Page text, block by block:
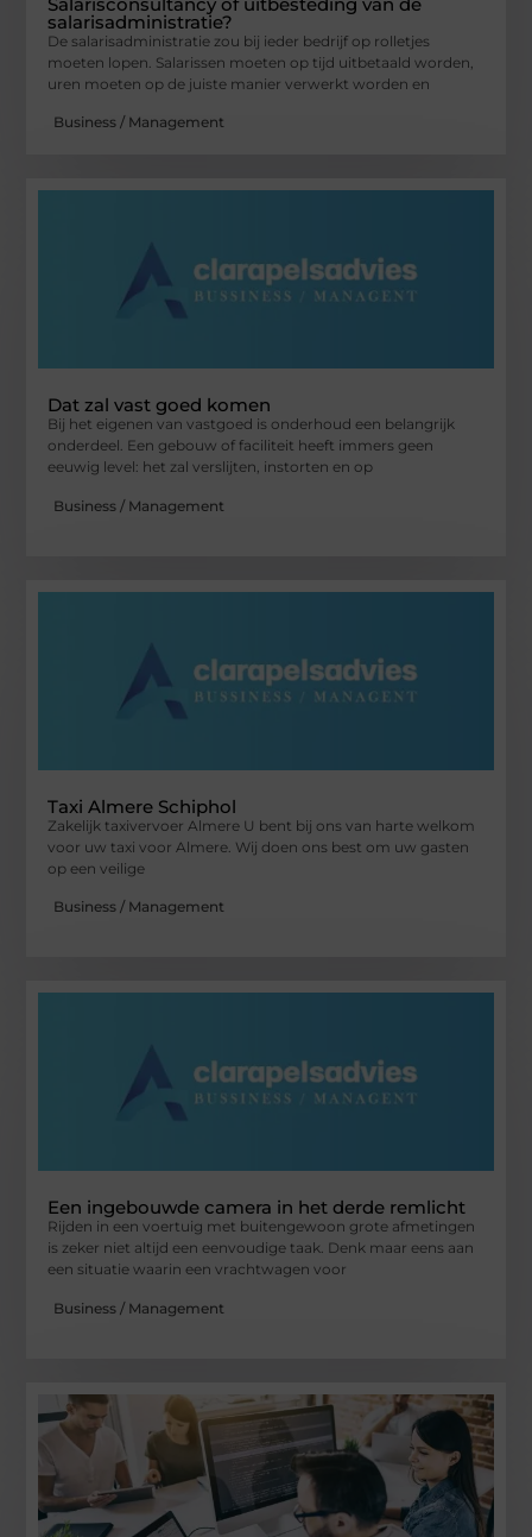
salarisadministratie?
De salarisadministratie zou bij ieder bedrijf op rolletjes
moeten lopen. Salarissen moeten op tijd uitbetaald worden,
uren moeten op de juiste manier verwerkt worden en
Business / Management
Dat zal vast goed komen
Bij het eigenen van vastgoed is onderhoud een belangrijk
onderdeel. Een gebouw of faciliteit heeft immers geen
eeuwig level: het zal verslijten, instorten en op
Business / Management
Taxi Almere Schiphol
Zakelijk taxivervoer Almere U bent bij ons van harte welkom
voor uw taxi voor Almere. Wij doen ons best om uw gasten
op een veilige
Business / Management
Een ingebouwde camera in het derde remlicht
Rijden in een voertuig met buitengewoon grote afmetingen
is zeker niet altijd een eenvoudige taak. Denk maar eens aan
een situatie waarin een vrachtwagen voor
Business / Management